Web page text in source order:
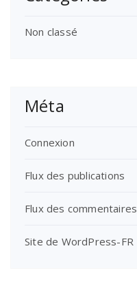
Non classé
Méta
Connexion
Flux des publications
Flux des commentaires
Site de WordPress-FR